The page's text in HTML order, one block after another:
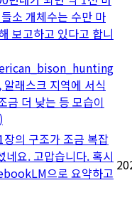
소 개체수는 수만 마
보고하고 있다고 합니
알래스크 지역에 서식
금 더 낮는 등 모습이
의 구조가 조금 복잡
네요. 고맙습니다. 혹시
으로 요약하고